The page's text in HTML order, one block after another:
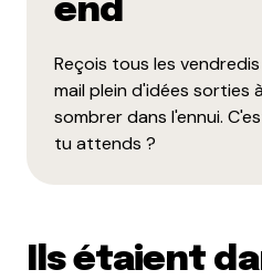
Enregistrer mon nom, mon e-
navigateur pour mon
Et bim
end
Reçois tous les
mail plein d'idées sorties
sombrer dans l'ennui.
tu attends ?
Ils étaient